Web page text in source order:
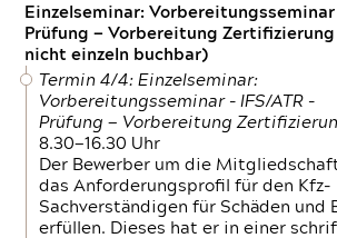
Einzelseminar: Vorbereitungsseminar
Prüfung — Vorbereitung
nicht einzeln buchbar)
Termin 4/4: Einzelseminar:
Vorbereitungsseminar - IFS/ATR -
Prüfung — Vorbereitung
8.30—16.30 Uhr
Der Bewerber um die
das Anforderungsprofil für den Kfz-
Sachverständigen für Schäden und
erfüllen. Dieses hat er in einer